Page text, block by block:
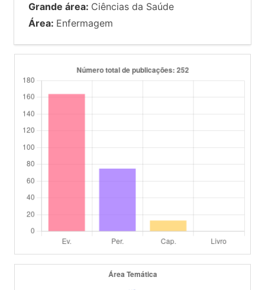
Grande área: Ciências da Saúde
Área: Enfermagem